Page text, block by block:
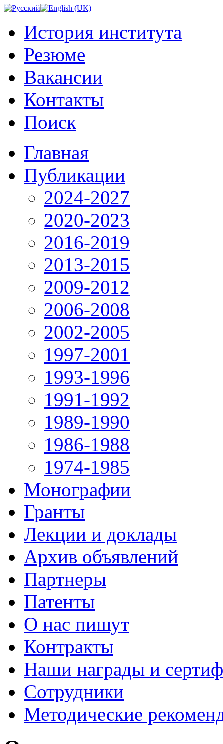
История института
Резюме
Вакансии
Контакты
Поиск
Главная
Публикации
2024-2027
2020-2023
2016-2019
2013-2015
2009-2012
2006-2008
2002-2005
1997-2001
1993-1996
1991-1992
1989-1990
1986-1988
1974-1985
Монографии
Гранты
Лекции и доклады
Архив объявлений
Партнеры
Патенты
О нас пишут
Контракты
Наши награды и
Сотрудники
Методические